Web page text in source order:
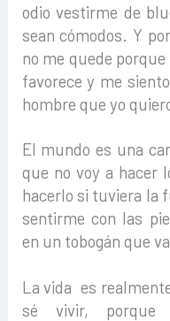
odio vestirme de
sean cómodos. Y
no me quede
favorece y me
hombre que yo
El mundo es una
que no voy a hacer
hacerlo si tuviera la
sentirme con las
en un tobogán que
La vida es
sé vivir, porque